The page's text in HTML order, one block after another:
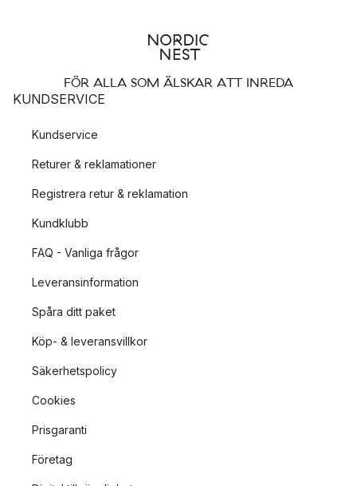
FÖR ALLA SOM ÄLSKAR ATT INREDA
KUNDSERVICE
Kundservice
Returer & reklamationer
Registrera retur & reklamation
Kundklubb
FAQ - Vanliga frågor
Leveransinformation
Spåra ditt paket
Köp- & leveransvillkor
Säkerhetspolicy
Cookies
Prisgaranti
Företag